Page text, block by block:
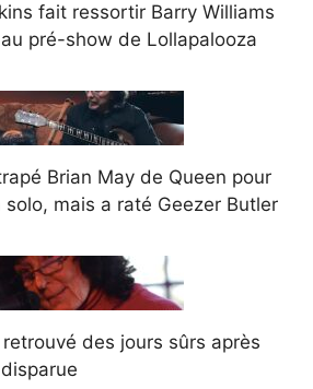
fait ressortir Barry Williams
pré-show de Lollapalooza
Brian May de Queen pour
mais a raté Geezer Butler
des jours sûrs après